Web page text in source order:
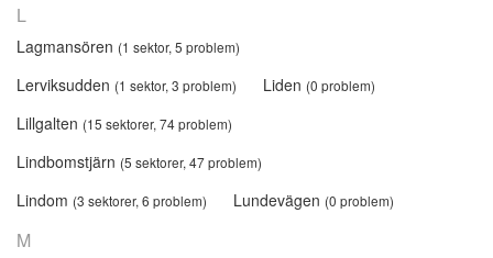
L
Lagmansören (1 sektor, 5 problem)
Lerviksudden (1 sektor, 3 problem) Liden (0 problem)
Lillgalten (15 sektorer, 74 problem)
Lindbomstjärn (5 sektorer, 47 problem)
Lindom (3 sektorer, 6 problem) Lundevägen (0 problem)
M